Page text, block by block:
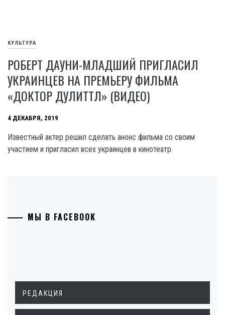
КУЛЬТУРА
РОБЕРТ ДАУНИ-МЛАДШИЙ ПРИГЛАСИЛ
УКРАИНЦЕВ НА ПРЕМЬЕРУ ФИЛЬМА
«ДОКТОР ДУЛИТТЛ» (ВИДЕО)
4 ДЕКАБРЯ, 2019
Известный актер решил сделать анонс фильма со своим
участием и пригласил всех украинцев в кинотеатр.
МЫ В FACEBOOK
РЕДАКЦИЯ